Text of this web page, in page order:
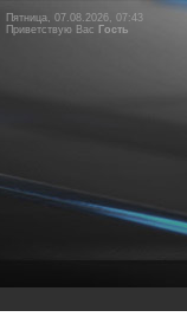
Пятница, 07.08.2026, 07:43
Приветствую Вас Гость